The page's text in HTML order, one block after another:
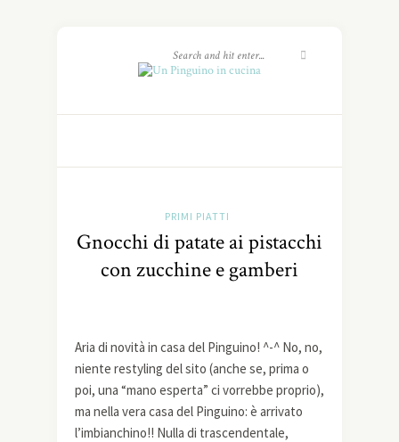
PRIMI PIATTI
Gnocchi di patate ai pistacchi
con zucchine e gamberi
Aria di novità in casa del Pinguino! ^-^ No, no,
niente restyling del sito (anche se, prima o
poi, una “mano esperta” ci vorrebbe proprio),
ma nella vera casa del Pinguino: è arrivato
l’imbianchino!! Nulla di trascendentale,